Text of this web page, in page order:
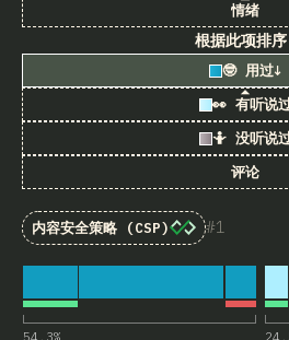
情绪
根据此项排
🤓 用过↓
👀 有听说
🤷 没听说
评论
1
内容安全策略 (CSP)
54.3%